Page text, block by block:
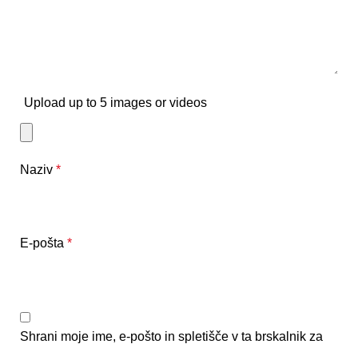
Upload up to 5 images or videos
Naziv *
E-pošta *
Shrani moje ime, e-pošto in spletišče v ta brskalnik za